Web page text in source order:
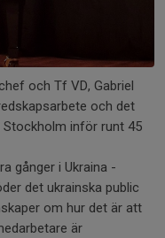
och Tf VD, Gabriel
och det
Stockholm inför runt 45
gånger i Ukraina -
det ukrainska public
om hur det är att
är